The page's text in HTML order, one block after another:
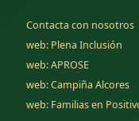
Contacta con nosotros
web: Plena Inclusión
web: APROSE(se abre
web: Campiña Alcores
web: Familias en